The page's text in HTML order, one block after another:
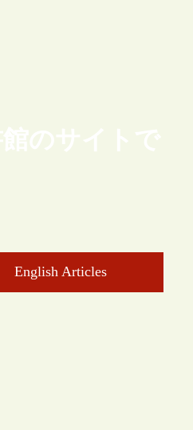
のサイトで
English Articles